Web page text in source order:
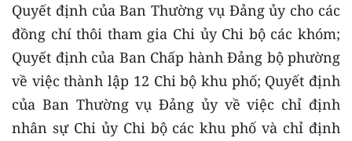
Quyết định của Ban Thường vụ Đảng ủy cho các
đồng chí thôi tham gia Chi ủy Chi bộ các khóm;
Quyết định của Ban Chấp hành Đảng bộ phường
về việc thành lập 12 Chi bộ khu phố; Quyết định
của Ban Thường vụ Đảng ủy về việc chỉ định
nhân sự Chi ủy Chi bộ các khu phố và chỉ định